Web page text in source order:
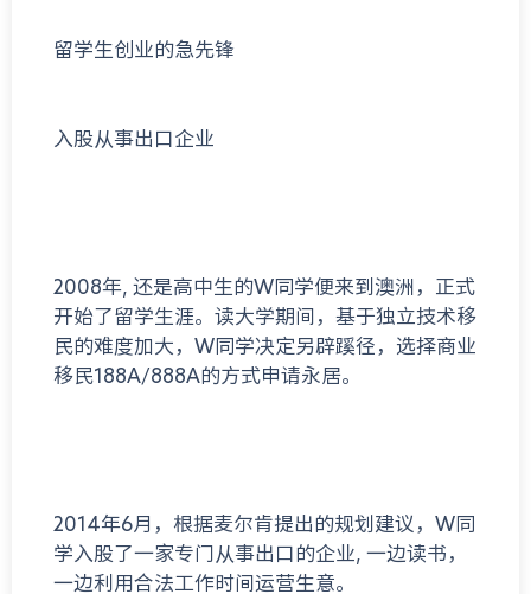
留学生创业的急先锋
入股从事出口企业
2008年, 还是高中生的W同学便来到澳洲，正式
开始了留学生涯。读大学期间，基于独立技术移
民的难度加大，W同学决定另辟蹊径，选择商业
移民188A/888A的方式申请永居。
2014年6月，根据麦尔肯提出的规划建议，W同
学入股了一家专门从事出口的企业, 一边读书，
一边利用合法工作时间运营生意。